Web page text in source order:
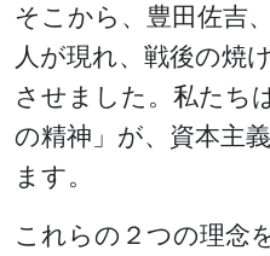
そこから、豊田佐吉
人が現れ、戦後の焼
させました。私たち
の精神」が、資本主
ます。
これらの２つの理念